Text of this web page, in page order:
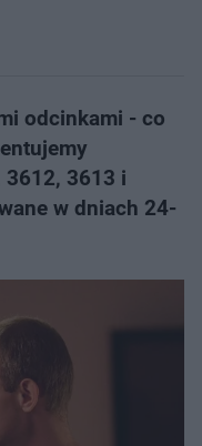
odcinkami - co
3613 i
w dniach 24-